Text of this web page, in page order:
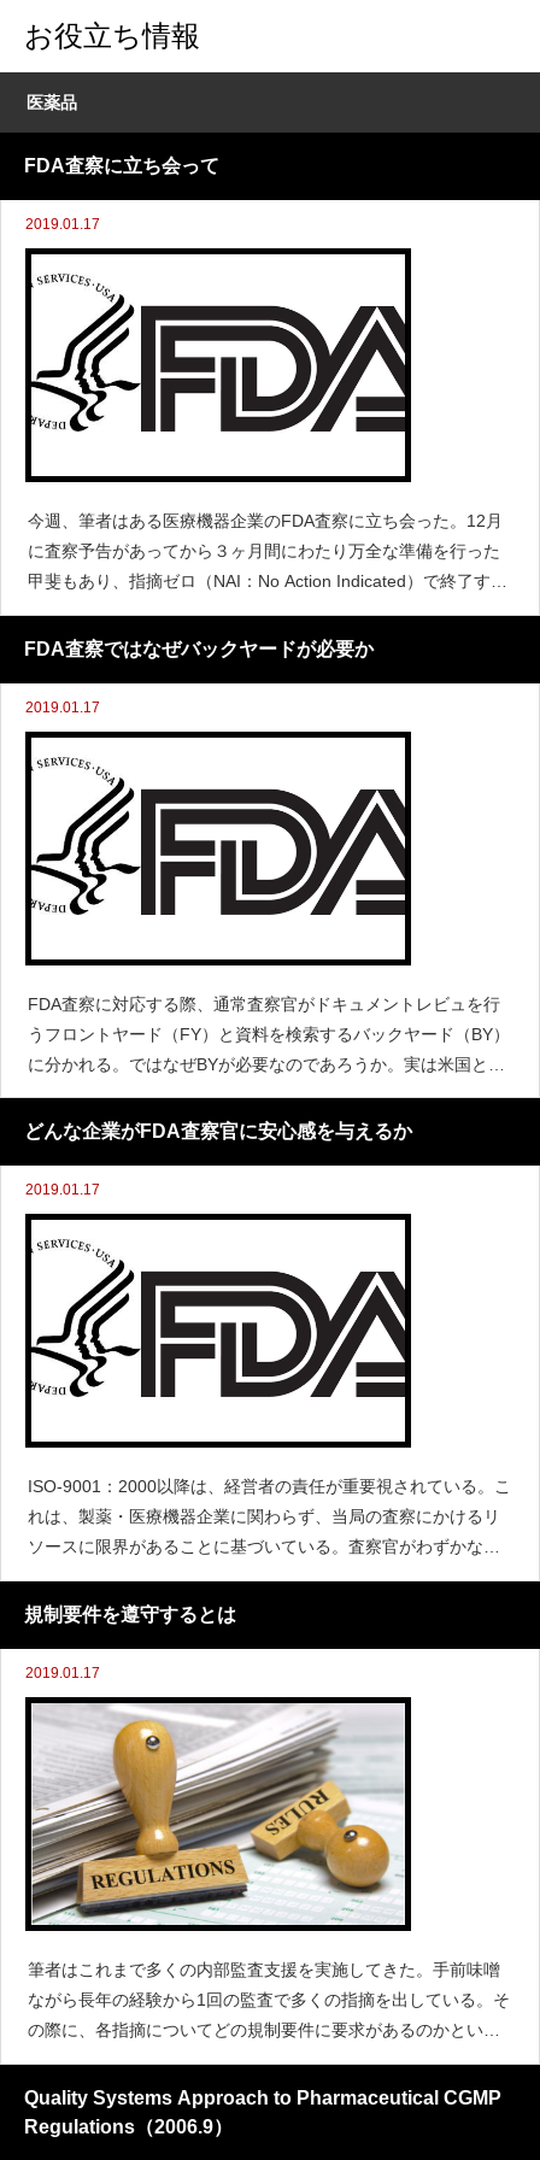
お役立ち情報
医薬品
FDA査察に立ち会って
2019.01.17
今週、筆者はある医療機器企業のFDA査察に立ち会った。12月
に査察予告があってから３ヶ月間にわたり万全な準備を行った
甲斐もあり、指摘ゼロ（NAI：No Action Indicated）で終了する
ことができた。成功要因として考えられることを列記してみた
い。１．開始時に社長、
FDA査察ではなぜバックヤードが必要か
2019.01.17
FDA査察に対応する際、通常査察官がドキュメントレビュを行
うフロントヤード（FY）と資料を検索するバックヤード（BY）
に分かれる。ではなぜBYが必要なのであろうか。実は米国と日
本では事情が異なる、米国ではFYで査察官を前にして資料を探
したり相談すれば、内情がすべてばれてしまう。したがって、F
どんな企業がFDA査察官に安心感を与えるか
2019.01.17
ISO-9001：2000以降は、経営者の責任が重要視されている。こ
れは、製薬・医療機器企業に関わらず、当局の査察にかけるリ
ソースに限界があることに基づいている。査察官がわずかな日
数で発見できるエラーを修正しただけでは、氷山の一角にすぎ
ないのである。したがって、当局が査察するのではなく、経
規制要件を遵守するとは
2019.01.17
筆者はこれまで多くの内部監査支援を実施してきた。手前味噌
ながら長年の経験から1回の監査で多くの指摘を出している。そ
の際に、各指摘についてどの規制要件に要求があるのかといっ
た質問を受けることがある。つまり筆者の指摘した事項は規制
要件のどこにも書かれていないじゃないかといった反論であ
る。そうで
Quality Systems Approach to Pharmaceutical CGMP
Regulations（2006.9）